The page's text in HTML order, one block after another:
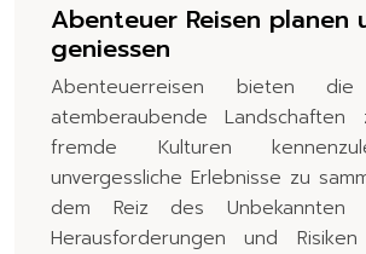
Abenteuer Reisen planen
geniessen
Abenteuerreisen bieten die
atemberaubende Landschaften
fremde Kulturen
unvergessliche Erlebnisse zu
dem Reiz des Unbekannten
Herausforderungen und